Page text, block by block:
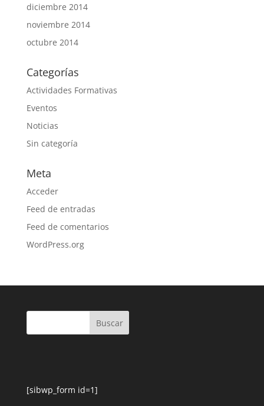
diciembre 2014
noviembre 2014
octubre 2014
Categorías
Actividades Formativas
Eventos
Noticias
Sin categoría
Meta
Acceder
Feed de entradas
Feed de comentarios
WordPress.org
[sibwp_form id=1]